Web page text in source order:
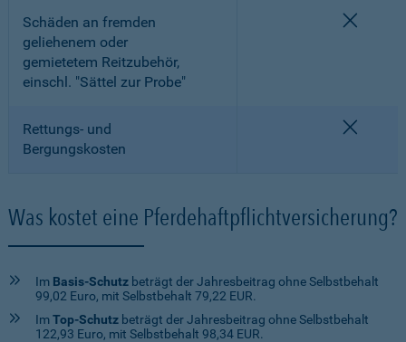
Schäden an fremden
geliehenem oder
gemietetem Reitzubehör,
einschl. "Sättel zur Probe"
Rettungs- und
Bergungskosten
Was kostet eine Pferdehaftpflichtversicherung?
Im Basis-Schutz beträgt der Jahresbeitrag ohne Selbstbehalt
99,02 Euro, mit Selbstbehalt 79,22 EUR.
ImTop-Schutz beträgt der Jahresbeitrag ohne Selbstbehalt
122,93 Euro, mit Selbstbehalt 98,34 EUR.